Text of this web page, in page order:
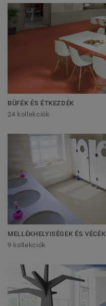
BÜFÉK ÉS ÉTKEZDÉK
24 kollekciók
MELLÉKHELYISÉGEK ÉS VÉCÉK
9 kollekciók